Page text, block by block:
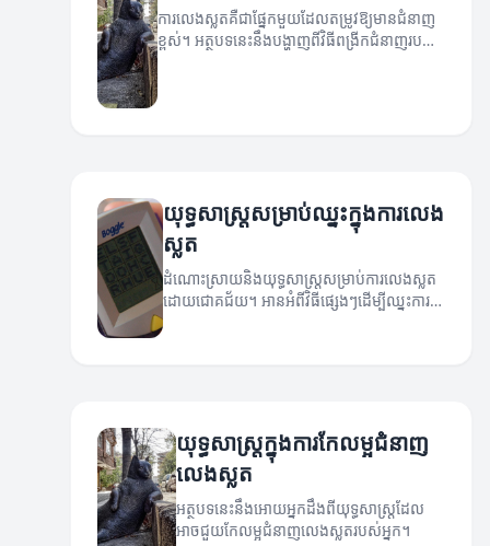
ការលេងស្លតគឺជាផ្នែកមួយដែលតម្រូវឱ្យមានជំនាញ
ខ្ពស់។ អត្ថបទនេះនឹងបង្ហាញពីវិធីពង្រីកជំនាញរបស់
អ្នកក្នុងការលេងស្លត។
យុទ្ធសាស្ត្រសម្រាប់ឈ្នះក្នុងការលេង
ស្លត
ដំណោះស្រាយនិងយុទ្ធសាស្ត្រសម្រាប់ការលេងស្លត
ដោយជោគជ័យ។ អានអំពីវិធីផ្សេងៗដើម្បីឈ្នះការ
យុទ្ធសាស្ត្រក្នុងការកែលម្អជំនាញ
លេងស្លត
អត្ថបទនេះនឹងអោយអ្នកដឹងពីយុទ្ធសាស្ត្រដែល
អាចជួយកែលម្អជំនាញលេងស្លតរបស់អ្នក។